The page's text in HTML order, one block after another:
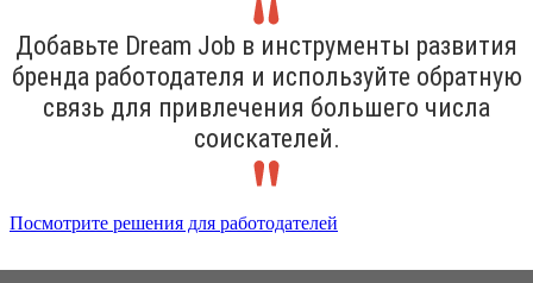
Добавьте Dream Job в инструменты развития
бренда работодателя и используйте обратную
связь для привлечения большего числа
соискателей.
Посмотрите решения для работодателей